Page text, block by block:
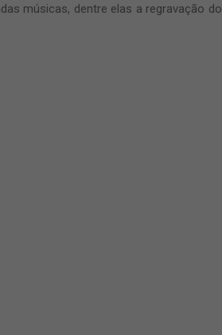
músicas, dentre elas a regravação do